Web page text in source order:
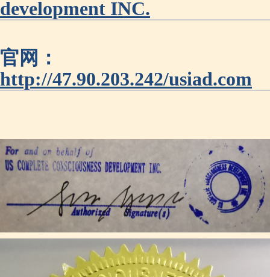
development INC.
官网：
http://47.90.203.242/usiad.com